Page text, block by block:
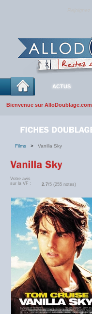
ACTUS
Bienvenue sur AlloDoublage.com
Films > Vanilla Sky
Votre avis
sur la VF :
2.7/5 (255 notes)